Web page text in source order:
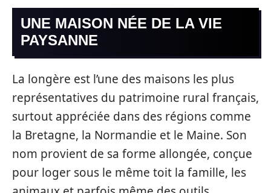
UNE MAISON NÉE DE LA VIE
PAYSANNE
La longère est l’une des maisons les plus
représentatives du patrimoine rural français,
surtout appréciée dans des régions comme
la Bretagne, la Normandie et le Maine. Son
nom provient de sa forme allongée, conçue
pour loger sous le même toit la famille, les